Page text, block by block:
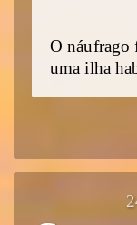
O náufrago
uma ilha